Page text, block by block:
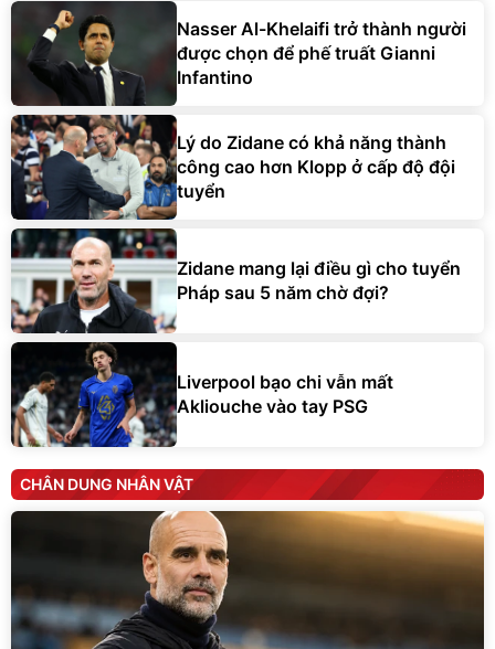
Nasser Al-Khelaifi trở thành người
được chọn để phế truất Gianni
Infantino
Lý do Zidane có khả năng thành
công cao hơn Klopp ở cấp độ đội
tuyển
Zidane mang lại điều gì cho tuyển
Pháp sau 5 năm chờ đợi?
Liverpool bạo chi vẫn mất
Akliouche vào tay PSG
CHÂN DUNG NHÂN VẬT